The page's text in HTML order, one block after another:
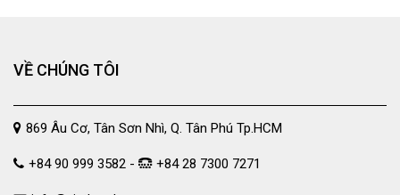
VỀ CHÚNG TÔI
869 Âu Cơ, Tân Sơn Nhì, Q. Tân Phú Tp.HCM
+84 90 999 3582 - +84 28 7300 7271